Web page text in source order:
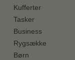
Kufferter
Tasker
Business
Rygsække
Børn